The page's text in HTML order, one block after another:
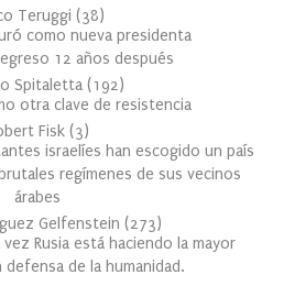
Teruggi (38)
como nueva presidenta
12 años después
Spitaletta (192)
otra clave de resistencia
Fisk (3)
israelíes han escogido un país
regímenes de sus vecinos
árabes
Gelfenstein (273)
Rusia está haciendo la mayor
de la humanidad.